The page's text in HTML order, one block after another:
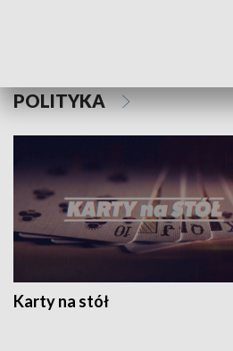
POLITYKA
Karty na stół